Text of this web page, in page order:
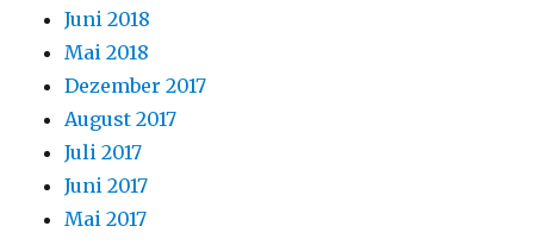
Juni 2018
Mai 2018
Dezember 2017
August 2017
Juli 2017
Juni 2017
Mai 2017